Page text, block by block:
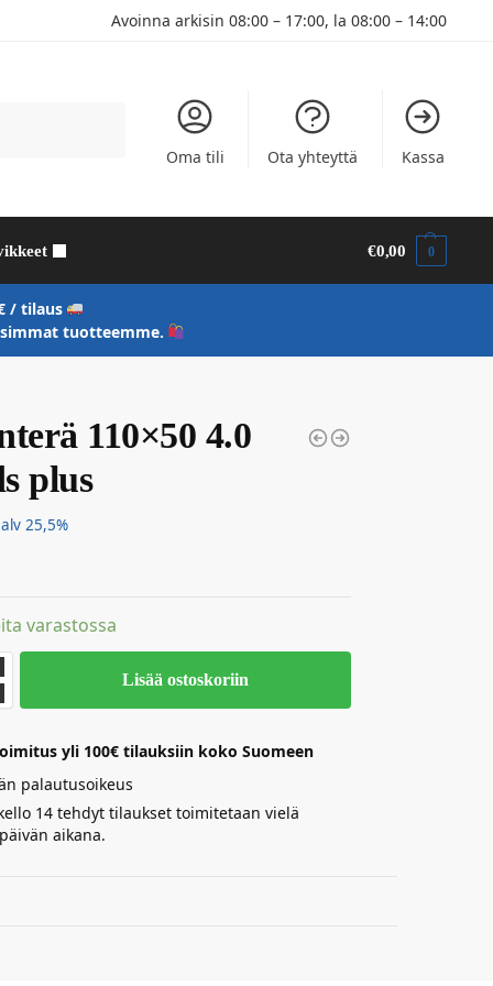
Avoinna arkisin 08:00 – 17:00, la 08:00 – 14:00
Oma tili Ota yhteyttä Kassa
€0,00 0
/ tilaus
tuotteemme.
110×50 4.0
plus
25,5%
varastossa
Lisää ostoskoriin
yli 100€ tilauksiin koko Suomeen
palautusoikeus
14 tehdyt tilaukset toimitetaan vielä
aikana.